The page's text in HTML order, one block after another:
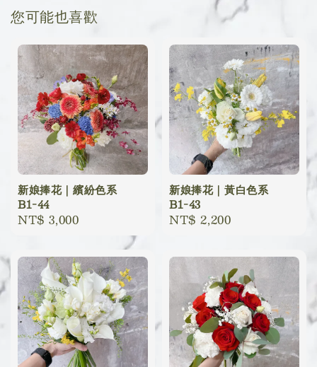
您可能也喜歡
新娘捧花｜繽紛色系
B1-44
Regular
NT$ 3,000
新娘捧花｜黃白色系
B1-43
Regular
NT$ 2,200